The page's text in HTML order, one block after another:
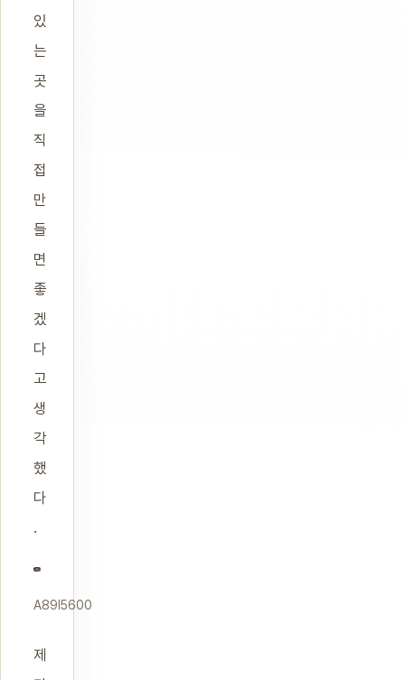
있
는
곳
을
직
접
만
들
면
좋
겠
다
고
생
각
했
다
.
A89I5600
제